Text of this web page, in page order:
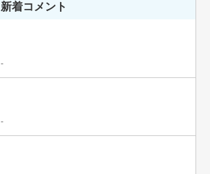
新着コメント
-
-